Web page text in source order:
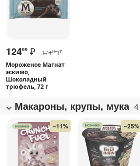
12499 ₽ 17499 ₽
Мороженое Магнат
эскимо,
Шоколадный
трюфель, 72 г
Макароны, крупы, мука 4
–11% –25%